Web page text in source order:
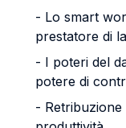
- Lo smart
prestatore di
- I poteri del
potere di
- Retribuzione